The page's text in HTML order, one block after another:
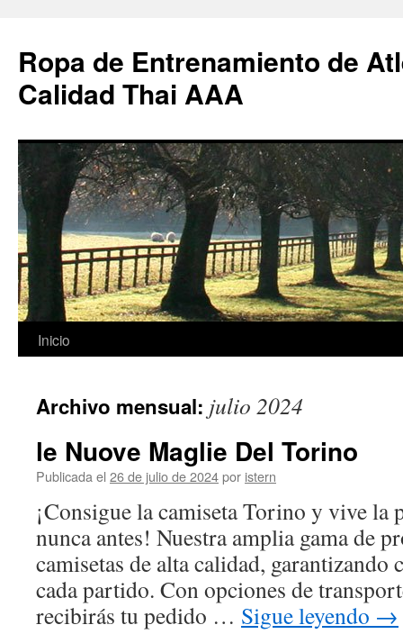
Ropa de Entrenamiento de
Calidad Thai AAA
Saltar
contenido
Inicio
Archivo mensual: julio 2024
le Nuove Maglie Del Torino
Publicada el 26 de julio de 2024por istern
¡Consigue la camiseta Torino y vive la
nunca antes! Nuestra amplia gama de
camisetas de alta calidad,
cada partido. Con opciones de
recibirás tu pedido … Sigue leyendo →